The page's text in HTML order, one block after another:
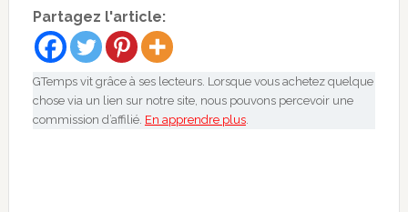
Partagez l'article:
GTemps vit grâce à ses lecteurs. Lorsque vous achetez quelque
chose via un lien sur notre site, nous pouvons percevoir une
commission d’affilié. En apprendre plus.